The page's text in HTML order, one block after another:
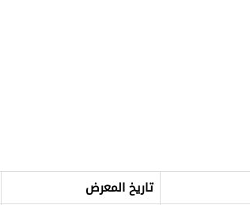
تاريخ المعرض